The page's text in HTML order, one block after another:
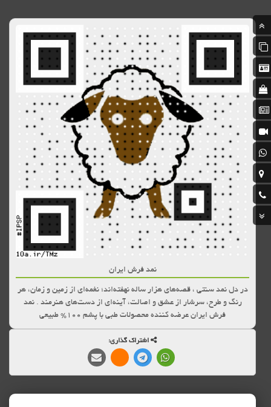
نمد فرش ایران
در دل نمد سنتی ، قصه‌های هزار ساله نهفته‌اند؛ نغمه‌ای از زمین و زمان، هر
رنگ و طرح، سرشار از عشق و اصالت، آینه‌ای از دست‌های هنرمند . نمد
فرش ایران عرضه کننده محصولات طبی با پشم 100% طبیعی
اشتراک گذاری: